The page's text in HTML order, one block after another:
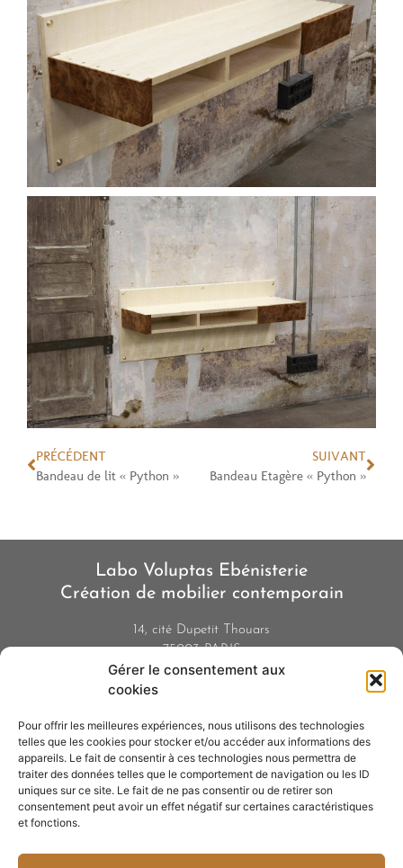
Gérer le consentement aux
cookies
Pour offrir les meilleures expériences, nous utilisons des technologies
telles que les cookies pour stocker et/ou accéder aux informations des
appareils. Le fait de consentir à ces technologies nous permettra de
traiter des données telles que le comportement de navigation ou les ID
uniques sur ce site. Le fait de ne pas consentir ou de retirer son
consentement peut avoir un effet négatif sur certaines caractéristiques
et fonctions.
PRÉCÉDENT
Bandeau de lit « Python »
SUIVANT
Bandeau Etagère « Python »
Labo Voluptas Ebénisterie
Création de mobilier contemporain
14, cité Dupetit Thouars
75003 PARIS
01 42 77 48 51
06 84 01 24 32
Contact
Politique de confidentialité
Cookies
Informations légales
Conditions générales de vente